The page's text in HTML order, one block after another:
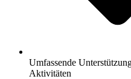
Umfassende
Aktivitäten